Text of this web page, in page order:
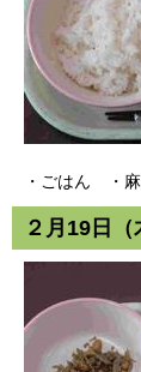
・ごはん ・
２月19日（